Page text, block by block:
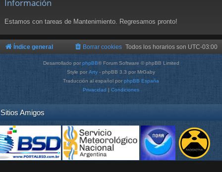
Información
Estamos con tareas de Mantenimiento. Regresamos pronto!
Índice general Todos los horarios son UTC-03:00
Borrar cookies
Desarrollado por phpBB® Forum Software © phpBB Limited
Style por Arty - phpBB 3.3 por MrGaby
Traducción al español por phpBB España
Privacidad | Condiciones
Sitios Amigos